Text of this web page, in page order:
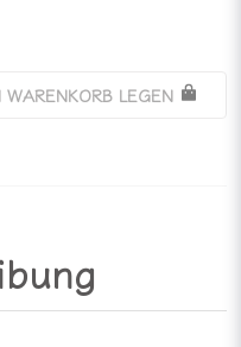
WARENKORB LEGEN